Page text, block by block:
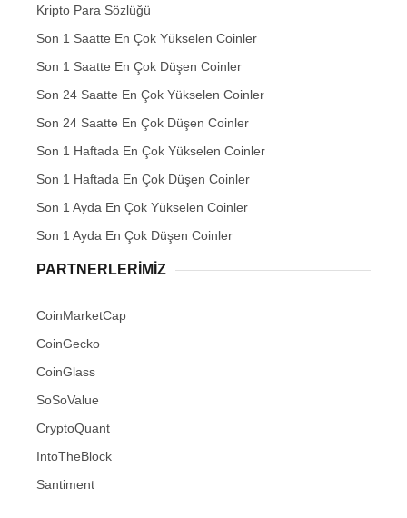
Kripto Para Sözlüğü
Son 1 Saatte En Çok Yükselen Coinler
Son 1 Saatte En Çok Düşen Coinler
Son 24 Saatte En Çok Yükselen Coinler
Son 24 Saatte En Çok Düşen Coinler
Son 1 Haftada En Çok Yükselen Coinler
Son 1 Haftada En Çok Düşen Coinler
Son 1 Ayda En Çok Yükselen Coinler
Son 1 Ayda En Çok Düşen Coinler
PARTNERLERIMIZ
CoinMarketCap
CoinGecko
CoinGlass
SoSoValue
CryptoQuant
IntoTheBlock
Santiment